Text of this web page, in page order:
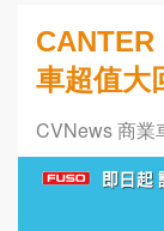
CANTER
車超值大
CVNews 商業